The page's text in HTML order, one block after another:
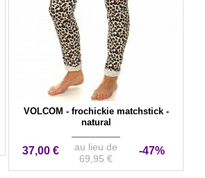
VOLCOM - frochickie matchstick -
natural
37,00 €
au lieu de
69,95 €
-47%